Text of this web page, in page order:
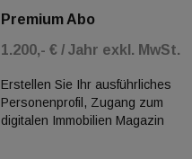
Premium Abo
1.200,- € / Jahr exkl. MwSt.
Erstellen Sie Ihr ausführliches
Personenprofil, Zugang zum
digitalen Immobilien Magazin